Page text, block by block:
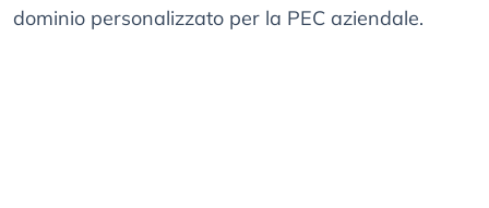
dominio personalizzato per la PEC aziendale.